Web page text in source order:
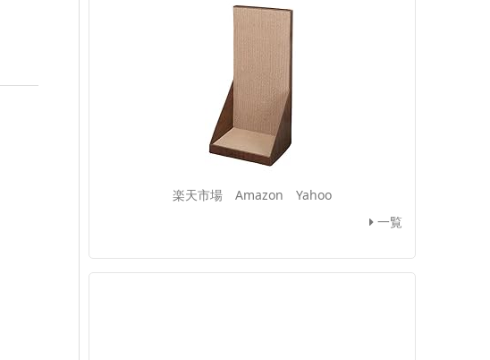
楽天市場 Amazon
Yahoo
一覧